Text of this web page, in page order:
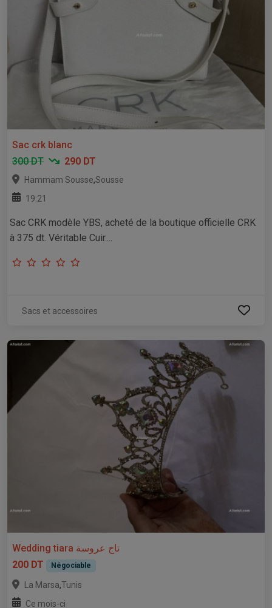
Sac crk blanc
300 DT
290 DT
Hammam Sousse,Sousse
19:21
Sac CRK modèle YBS, acheté de la boutique officielle CRK
à 375 dt. Véritable Cuir....
Sacs et accessoires
Wedding tiara تاج عروسة
200 DT
Négociable
La Marsa,Tunis
Ce mois-ci